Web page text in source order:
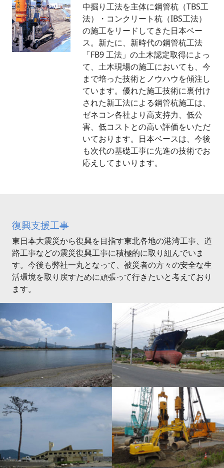
中掘り工法を主体に鋼管杭（TBS工
法）・コンクリート杭（IBS工法）
の施工をリードしてきた日本ベー
ス。新たに、新時代の鋼管杭工法
「FB9 工法」の土木認定取得によっ
て、土木現場の施工においても、今
まで培った技術とノウハウを傾注し
ています。優れた施工技術に裏付け
された新工法による鋼管杭施工は、
ゼネコン各社より高支持力、低公
害、低コストとの高い評価をいただ
いております。日本ベースは、今後
も次代の基礎工事に先進の技術でお
応えしてまいります。
復興支援工事
東日本大震災から復興を目指す東北各地の港湾工事、道
路工事などの震災復興工事に積極的に取り組んでいま
す。今後も弊社一丸となって、被災者の方々の安全な生
活環境を取り戻すために頑張って行きたいと考えており
ます。